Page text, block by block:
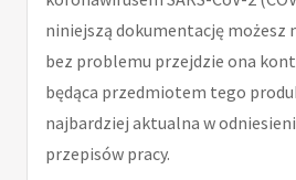
niniejszą dokumentację możesz
bez problemu przejdzie ona
będąca przedmiotem tego
najbardziej aktualna w
przepisów pracy.